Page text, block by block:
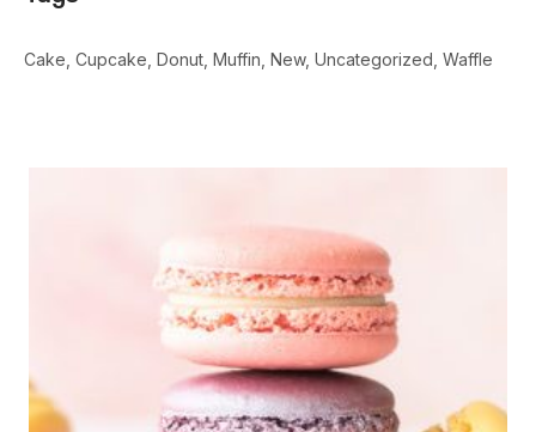
Cake Cupcake Donut Muffin New Uncategorized Waffle